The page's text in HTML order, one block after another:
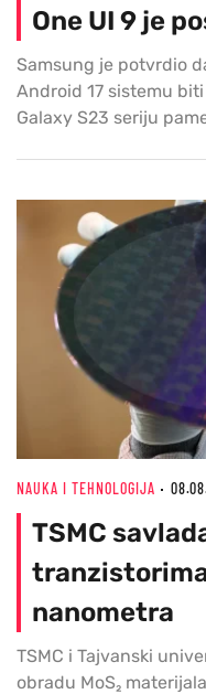
One UI 9 je
Samsung je potvrdio
Android 17 sistemu
Galaxy S23 seriju
NAUKA I TEHNOLOGIJA
TSMC
nanometra
TSMC i Tajvanski
obradu MoS₂